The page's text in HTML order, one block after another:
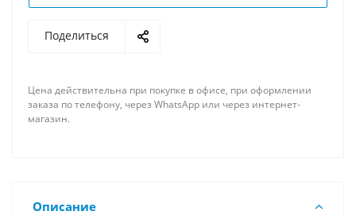
Поделиться
Цена действительна при покупке в офисе, при оформлении
заказа по телефону, через WhatsApp или через интернет-
магазин.
Описание